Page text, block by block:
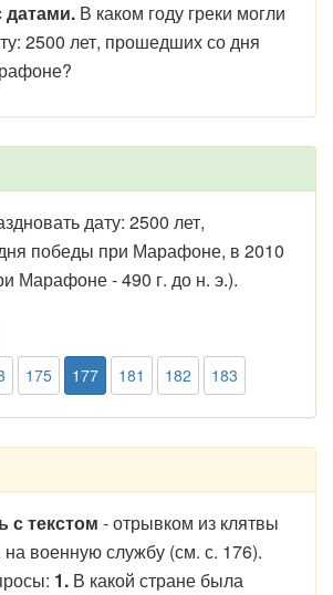
датами. В каком году греки могли
2500 лет, прошедших со дня
дату: 2500 лет,
победы при Марафоне, в 2010
Марафоне - 490 г. до н. э.).
175 177 181 182 183
с текстом - отрывком из клятвы
на военную службу (см. с. 176).
1. В какой стране была